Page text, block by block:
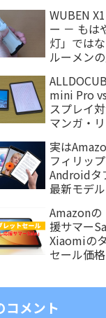
ゲーミン
WUBEN
ー － もは
灯」では
ルーメン
LEDライト
mini Pro
スプレイ
マンガ・
実は
フィリッ
Androidタ
最新モデ
Amazonの
援サマー
Xiaomiの
セール価格
コメント